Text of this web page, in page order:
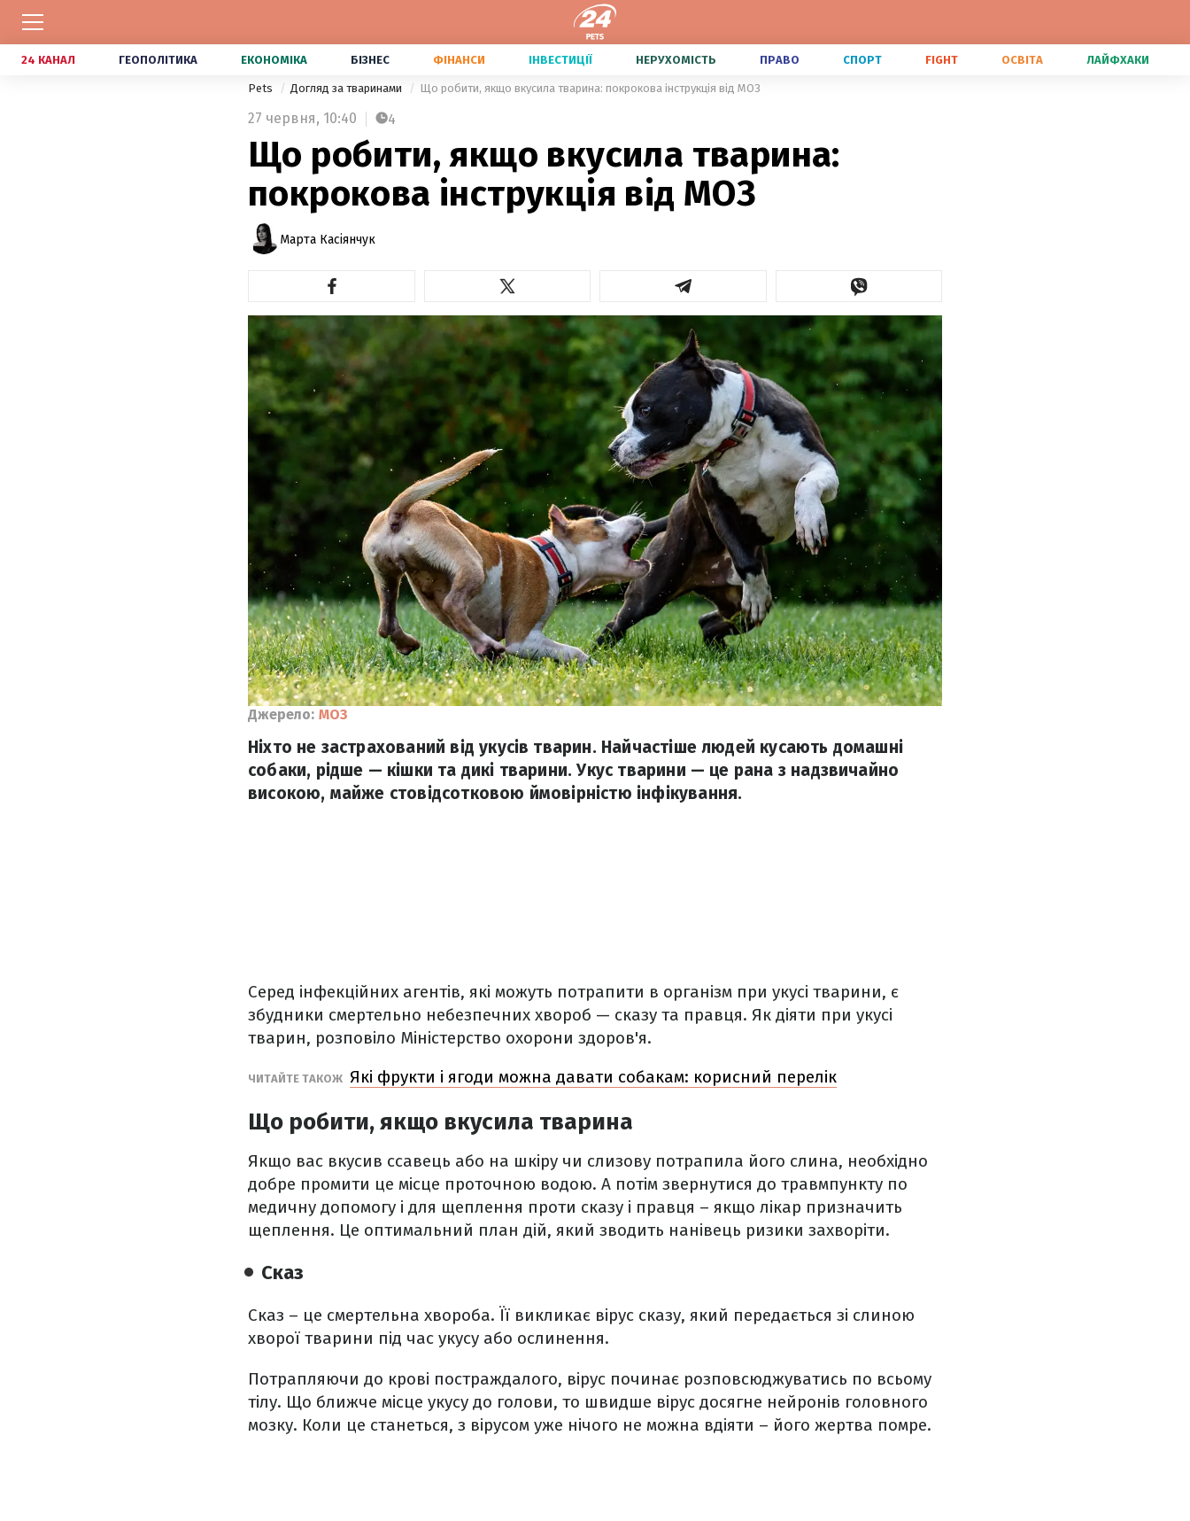
24 КАНАЛ ГЕОПОЛІТИКА ЕКОНОМІКА БІЗНЕС ФІНАНСИ ІНВЕСТИЦІЇ НЕРУХОМІСТЬ ПРАВО СПОРТ FIGHT ОСВІТА ЛАЙФХАКИ
Pets Догляд за тваринами Що робити, якщо вкусила тварина: покрокова інструкція від МОЗ
27 червня, 10:40 4
Що робити, якщо вкусила тварина:
покрокова інструкція від МОЗ
Марта Касіянчук
Джерело: МОЗ
Ніхто не застрахований від укусів тварин. Найчастіше людей кусають домашні
собаки, рідше — кішки та дикі тварини. Укус тварини — це рана з надзвичайно
високою, майже стовідсотковою ймовірністю інфікування.
Серед інфекційних агентів, які можуть потрапити в організм при укусі тварини, є
збудники смертельно небезпечних хвороб — сказу та правця. Як діяти при укусі
тварин, розповіло Міністерство охорони здоров'я.
ЧИТАЙТЕ ТАКОЖ Які фрукти і ягоди можна давати собакам: корисний перелік
Що робити, якщо вкусила тварина
Якщо вас вкусив ссавець або на шкіру чи слизову потрапила його слина, необхідно
добре промити це місце проточною водою. А потім звернутися до травмпункту по
медичну допомогу і для щеплення проти сказу і правця – якщо лікар призначить
щеплення. Це оптимальний план дій, який зводить нанівець ризики захворіти.
Сказ
Сказ – це смертельна хвороба. Її викликає вірус сказу, який передається зі слиною
хворої тварини під час укусу або ослинення.
Потрапляючи до крові постраждалого, вірус починає розповсюджуватись по всьому
тілу. Що ближче місце укусу до голови, то швидше вірус досягне нейронів головного
мозку. Коли це станеться, з вірусом уже нічого не можна вдіяти – його жертва помре.